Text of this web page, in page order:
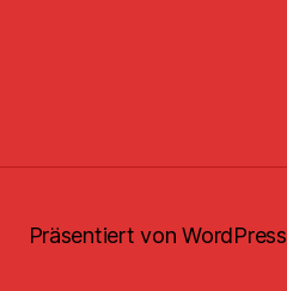
Präsentiert von WordPress